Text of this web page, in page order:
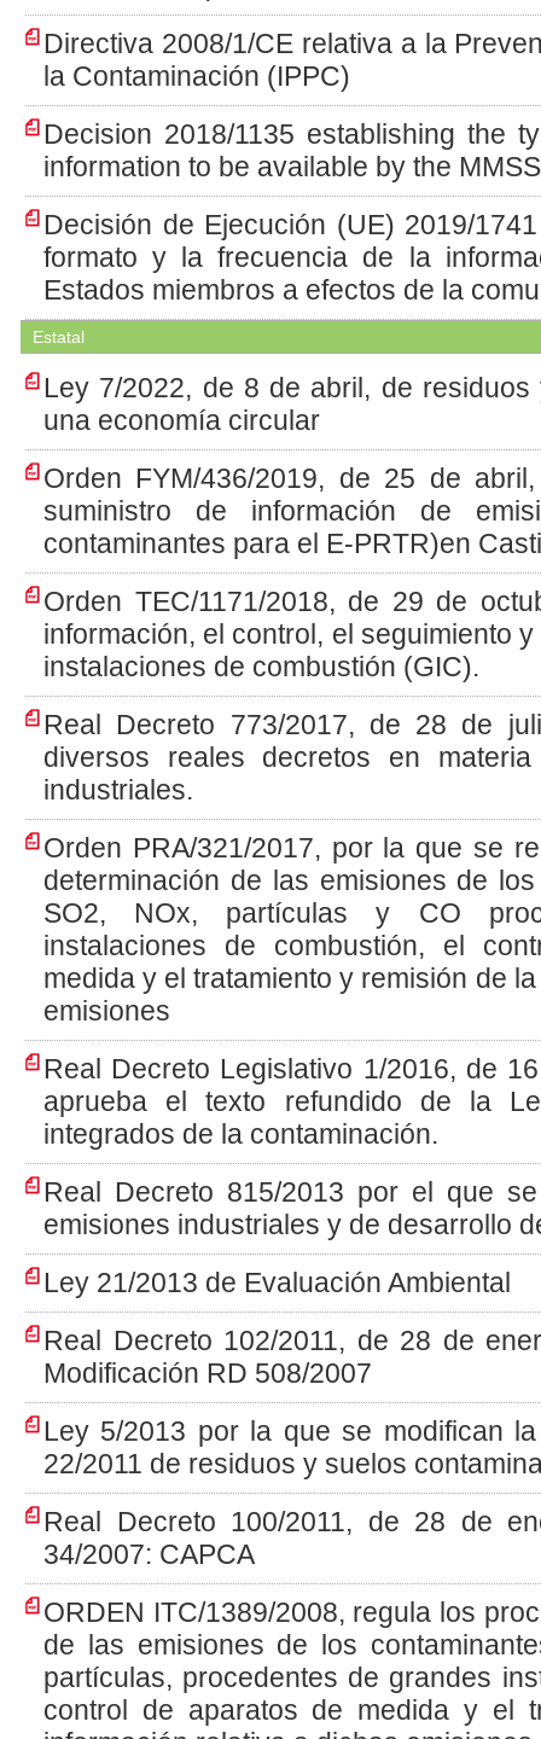
Directiva 2008/1/CE relativa a la
la Contaminación (IPPC)
Decision 2018/1135 establishing the
information to be available by the
Decisión de Ejecución (UE) 2019/
formato y la frecuencia de la
Estados miembros a efectos de la
Estatal
Ley 7/2022, de 8 de abril, de
una economía circular
Orden FYM/436/2019, de 25 de
suministro de información de
contaminantes para el E-PRTR)en
Orden TEC/1171/2018, de 29 de
información, el control, el seguimiento
instalaciones de combustión (GIC).
Real Decreto 773/2017, de 28 de
diversos reales decretos en
industriales.
Orden PRA/321/2017, por la que se
determinación de las emisiones de
SO2, NOx, partículas y CO
instalaciones de combustión, el
medida y el tratamiento y remisión de
emisiones
Real Decreto Legislativo 1/2016, de
aprueba el texto refundido de la
integrados de la contaminación.
Real Decreto 815/2013 por el que
emisiones industriales y de desarrollo
Ley 21/2013 de Evaluación Ambiental
Real Decreto 102/2011, de 28 de
Modificación RD 508/2007
Ley 5/2013 por la que se modifican
22/2011 de residuos y suelos
Real Decreto 100/2011, de 28 de
34/2007: CAPCA
ORDEN ITC/1389/2008, regula los
de las emisiones de los
partículas, procedentes de grandes
control de aparatos de medida y el